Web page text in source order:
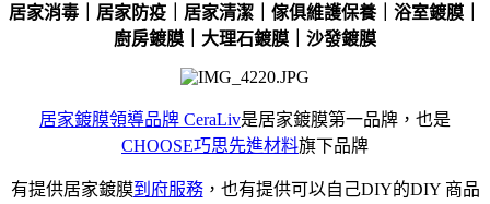
居家消毒｜居家防疫｜居家清潔｜傢俱維護保養｜浴室鍍膜｜
廚房鍍膜｜大理石鍍膜｜沙發鍍膜
居家鍍膜領導品牌 CeraLiv是居家鍍膜第一品牌，也是
CHOOSE巧思先進材料旗下品牌
有提供居家鍍膜到府服務，也有提供可以自己DIY的DIY 商品